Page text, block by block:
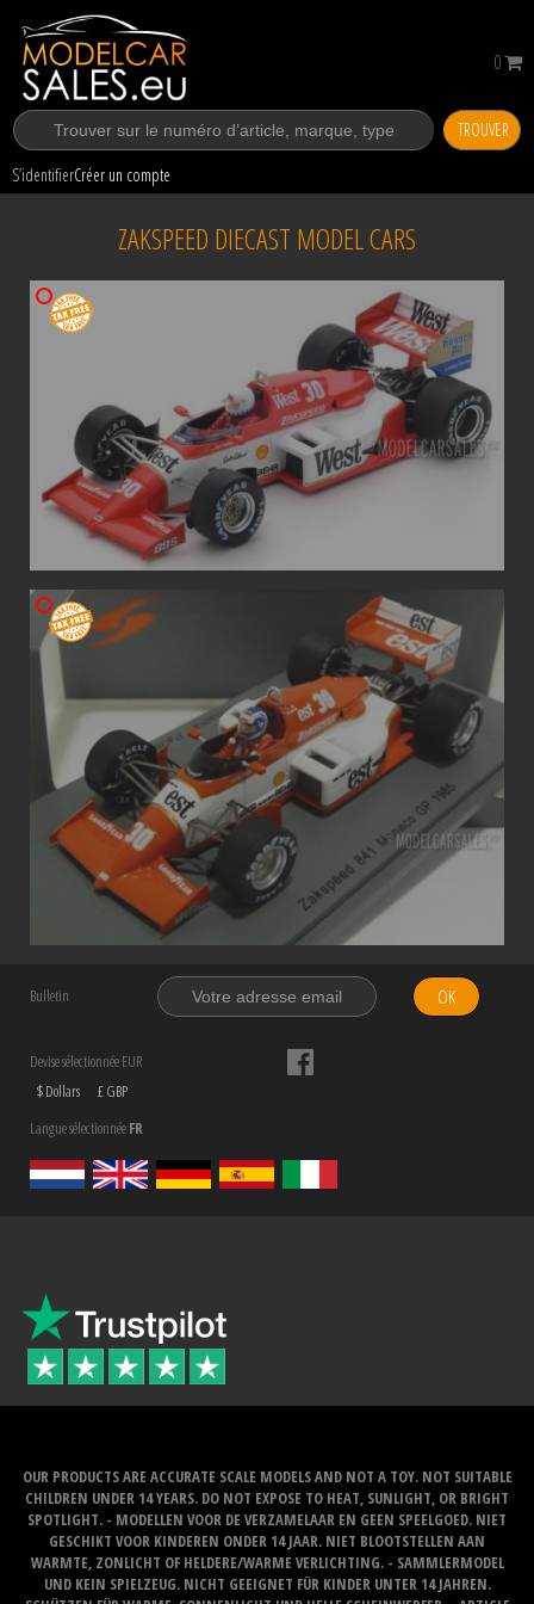
TROUVER
S’identifierCréer un compte
0
ZAKSPEED DIECAST MODEL CARS
Bulletin OK
Devise sélectionnée EUR
$ Dollars
£ GBP
Langue sélectionnéeFR
OUR PRODUCTS ARE ACCURATE SCALE MODELS AND NOT A TOY. NOT SUITABLE
CHILDREN UNDER 14 YEARS. DO NOT EXPOSE TO HEAT, SUNLIGHT, OR BRIGHT
SPOTLIGHT. - MODELLEN VOOR DE VERZAMELAAR EN GEEN SPEELGOED. NIET
GESCHIKT VOOR KINDEREN ONDER 14 JAAR. NIET BLOOTSTELLEN AAN
WARMTE, ZONLICHT OF HELDERE/WARME VERLICHTING. - SAMMLERMODEL
UND KEIN SPIELZEUG. NICHT GEEIGNET FÜR KINDER UNTER 14 JAHREN.